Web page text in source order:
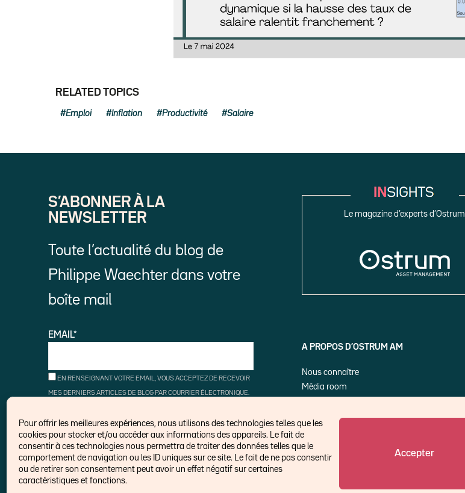
Pour offrir les meilleures expériences, nous utilisons des technologies telles que les
cookies pour stocker et/ou accéder aux informations des appareils. Le fait de
consentir à ces technologies nous permettra de traiter des données telles que le
comportement de navigation ou les ID uniques sur ce site. Le fait de ne pas consentir
ou de retirer son consentement peut avoir un effet négatif sur certaines
caractéristiques et fonctions.
Accepter
RELATED TOPICS
Emploi Inflation Productivité Salaire
S’ABONNER À LA
NEWSLETTER
Toute l’actualité du blog de
Philippe Waechter dans votre
boîte mail
EMAIL*
EN RENSEIGNANT VOTRE EMAIL, VOUS ACCEPTEZ DE RECEVOIR
MES DERNIERS ARTICLES DE BLOG PAR COURRIER ÉLECTRONIQUE.
LIENS DE DÉSINSCRIPTION.
Le magazine d’experts d’Ostrum
A PROPOS D’OSTRUM AM
Nous connaître
Média room